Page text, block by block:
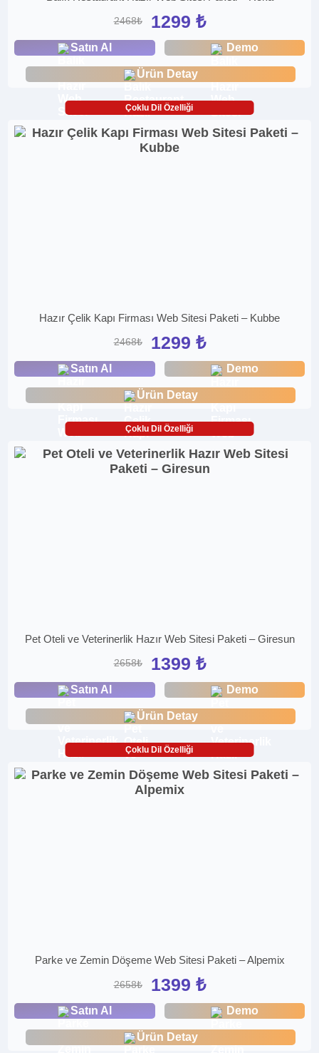
2468₺ 1299 ₺
Satın Al Demo
Ürün Detay
Çoklu Dil Özelliği
Hazır Çelik Kapı Firması Web Sitesi Paketi – Kubbe
2468₺ 1299 ₺
Satın Al Demo
Ürün Detay
Çoklu Dil Özelliği
Pet Oteli ve Veterinerlik Hazır Web Sitesi Paketi – Giresun
2658₺ 1399 ₺
Satın Al Demo
Ürün Detay
Çoklu Dil Özelliği
Parke ve Zemin Döşeme Web Sitesi Paketi – Alpemix
2658₺ 1399 ₺
Satın Al Demo
Ürün Detay